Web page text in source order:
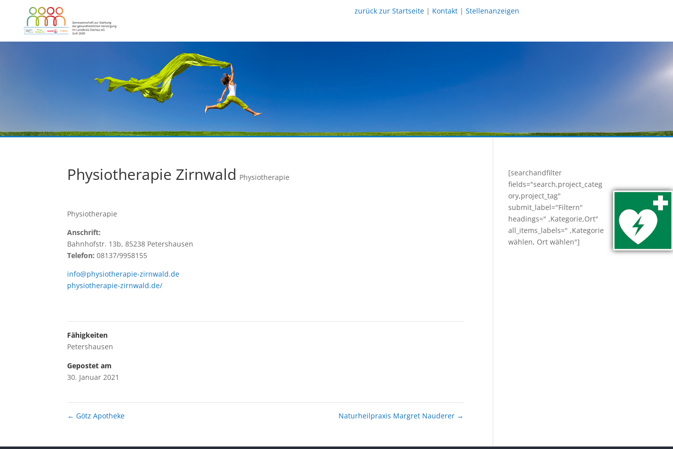
zurück zur Startseite | Kontakt |Stellenanzeigen
Physiotherapie Zirnwald Physiotherapie
Physiotherapie
Anschrift:
Bahnhofstr. 13b, 85238 Petershausen
Telefon: 08137/9958155
info@physiotherapie-zirnwald.de
physiotherapie-zirnwald.de/
Fähigkeiten
Petershausen
Gepostet am
30. Januar 2021
← Götz Apotheke Naturheilpraxis Margret Nauderer →
[searchandfilter
fields="search,project_categ
ory,project_tag"
submit_label="Filtern"
headings=" ,Kategorie,Ort"
all_items_labels=" ,Kategorie
wählen, Ort wählen"]